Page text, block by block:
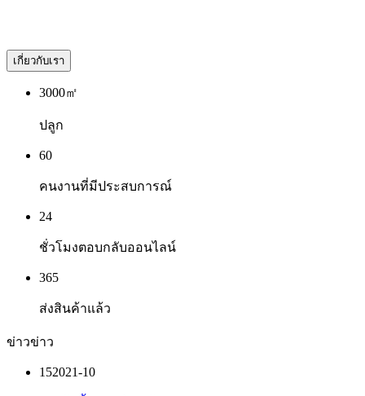
เกี่ยวกับเรา
3000㎡
ปลูก
60
คนงานที่มีประสบการณ์
24
ชั่วโมงตอบกลับออนไลน์
365
ส่งสินค้าแล้ว
ข่าวข่าว
152021-10